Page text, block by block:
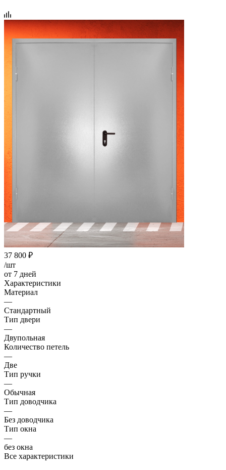
37 800 ₽
/шт
от 7 дней
Характеристики
Материал
—
Стандартный
Тип двери
—
Двупольная
Количество петель
—
Две
Тип ручки
—
Обычная
Тип доводчика
—
Без доводчика
Тип окна
—
без окна
Все характеристики